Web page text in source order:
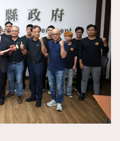
o
n